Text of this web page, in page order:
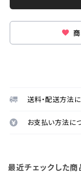
送料・配送方法
お支払い方法に
最近チェックした商